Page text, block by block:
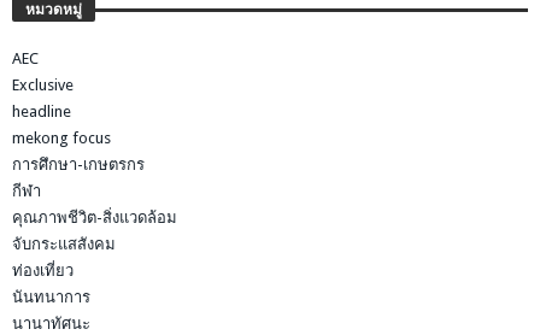
หมวดหมู่
AEC
Exclusive
headline
mekong focus
การศึกษา-เกษตรกร
กีฬา
คุณภาพชีวิต-สิ่งแวดล้อม
จับกระแสสังคม
ท่องเที่ยว
นันทนาการ
นานาทัศนะ